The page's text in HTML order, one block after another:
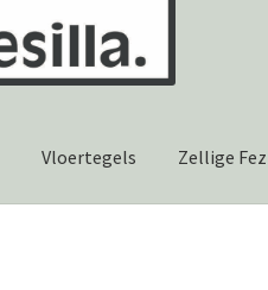
Vloertegels Zellige Fez